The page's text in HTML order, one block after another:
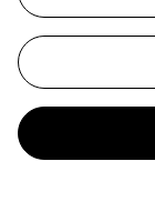
HKD 25,000